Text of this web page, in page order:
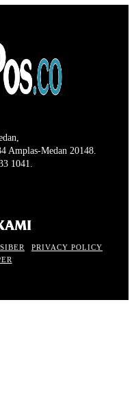
Amplas-Medan 20148.
1041.
PRIVACY POLICY